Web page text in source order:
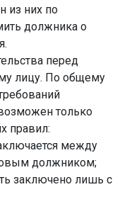
из них по
должника о
перед
лицу. По общему
только
правил:
между
должником;
заключено лишь с